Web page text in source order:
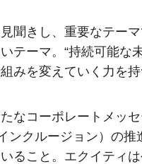
聞きし、重要なテー
テーマ。“持続可能な
みを変えていく力を
なコーポレートメッ
ンクルージョン）の
ること。エクイティ